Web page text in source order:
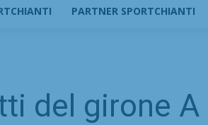
PARTNER SPORTCHIANTI
del girone A